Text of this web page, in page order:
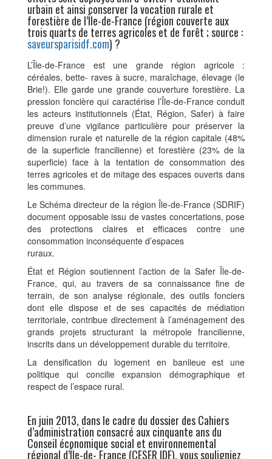
urbain et ainsi conserver la vocation rurale et
forestière de l’Île-de-France (région couverte aux
trois quarts de terres agricoles et de forêt ; source :
saveursparisidf.com) ?
L’Île-de-France est une grande région agricole :
céréales, bette- raves à sucre, maraîchage, élevage (le
Brie!). Elle garde une grande couverture forestière. La
pression foncière qui caractérise l’Île-de-France conduit
les acteurs institutionnels (État, Région, Safer) à faire
preuve d’une vigilance particulière pour préserver la
dimension rurale et naturelle de la région capitale (48%
de la superficie francilienne) et forestière (23% de la
superficie) face à la tentation de consommation des
terres agricoles et de mitage des espaces ouverts dans
les communes.
Le Schéma directeur de la région Île-de-France (SDRIF)
document opposable issu de vastes concertations, pose
des protections claires et efficaces contre une
consommation inconséquente d’espaces
ruraux.
État et Région soutiennent l’action de la Safer Île-de-
France, qui, au travers de sa connaissance fine de
terrain, de son analyse régionale, des outils fonciers
dont elle dispose et de ses capacités de médiation
territoriale, contribue directement à l’aménagement des
grands projets structurant la métropole francilienne,
inscrits dans un développement durable du territoire.
La densification du logement en banlieue est une
politique qui concilie expansion démographique et
respect de l’espace rural.
En juin 2013, dans le cadre du dossier des Cahiers
d’administration consacré aux cinquante ans du
Conseil économique social et environnemental
régional d’Île-de- France (CESER IDF), vous souligniez